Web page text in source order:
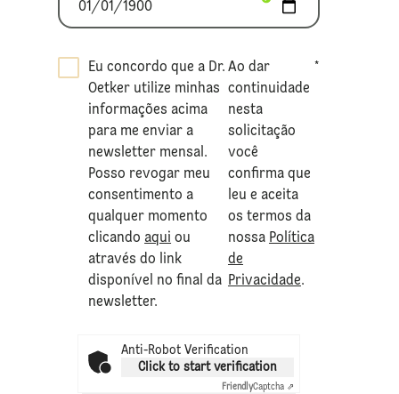
Eu concordo que a Dr.
Oetker utilize minhas
informações acima
para me enviar a
newsletter mensal.
Posso revogar meu
consentimento a
qualquer momento
clicando aqui ou
através do link
disponível no final da
newsletter.
Ao dar
continuidade
nesta
solicitação
você
confirma que
leu e aceita
os termos da
nossa Política
de
Privacidade.
*
Anti-Robot Verification
Click to start verification
FriendlyCaptcha ⇗